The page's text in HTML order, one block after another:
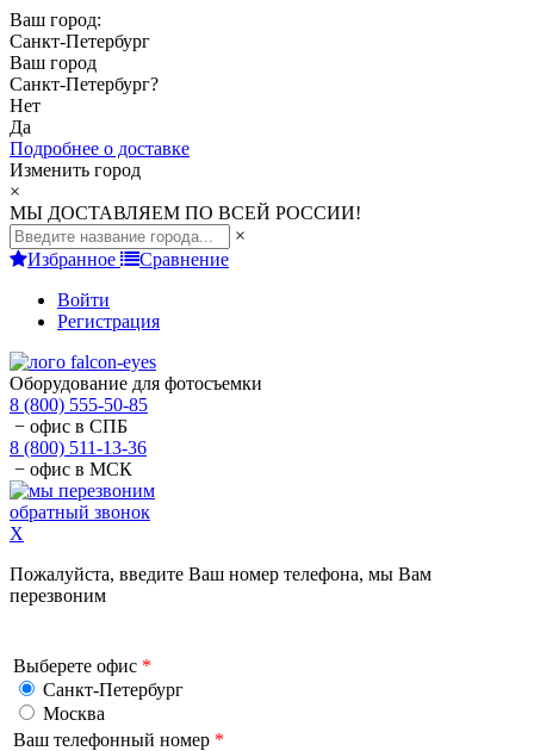
Ваш город:
Санкт-Петербург
Ваш город
Санкт-Петербург?
Нет
Да
Подробнее о доставке
Изменить город
×
МЫ ДОСТАВЛЯЕМ ПО ВСЕЙ РОССИИ!
×
Избранное
Сравнение
Войти
Регистрация
Оборудование для фотосъемки
8 (800) 555-50-85
− офис в СПБ
8 (800) 511-13-36
− офис в МСК
обратный звонок
X
Пожалуйста, введите Ваш номер телефона, мы Вам
перезвоним
Выберете офис *
Санкт-Петербург
Москва
Ваш телефонный номер *